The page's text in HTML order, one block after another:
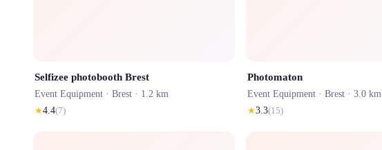
Selfizee photobooth Brest
Event Equipment · Brest · 1.2 km
★4.4(7)
Photomaton
Event Equipment · Brest · 3.0 km
★3.3(15)